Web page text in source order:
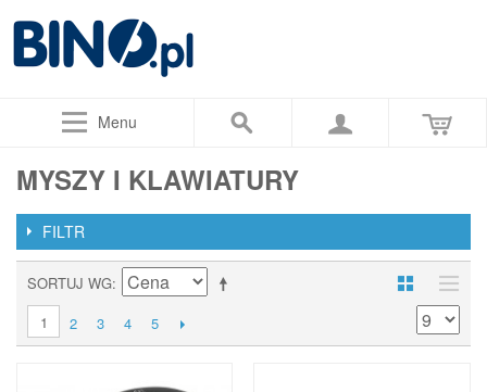
Menu
MYSZY I KLAWIATURY
FILTR
SORTUJ WG
1
2 3 4 5